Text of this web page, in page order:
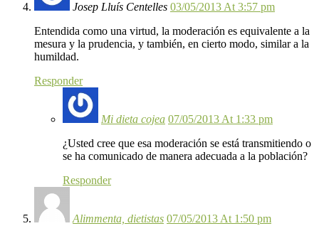
Josep Lluís Centelles 03/05/2013 At 3:57 pm
Entendida como una virtud, la moderación es equivalente a la
mesura y la prudencia, y también, en cierto modo, similar a la
humildad.
Responder
Mi dieta cojea 07/05/2013 At 1:33 pm
¿Usted cree que esa moderación se está transmitiendo o
se ha comunicado de manera adecuada a la población?
Responder
Alimmenta, dietistas 07/05/2013 At 1:50 pm